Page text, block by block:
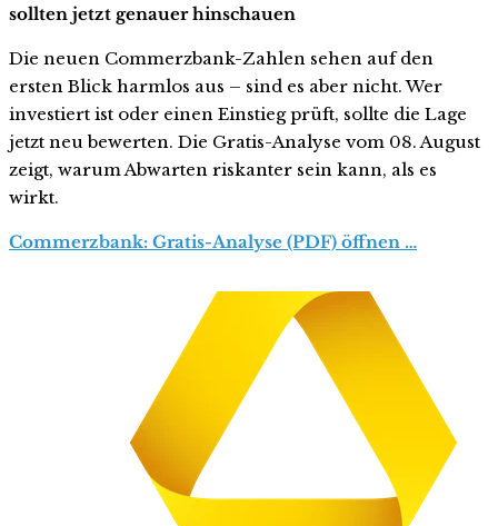
sollten jetzt genauer hinschauen
Die neuen Commerzbank-Zahlen sehen auf den
ersten Blick harmlos aus – sind es aber nicht. Wer
investiert ist oder einen Einstieg prüft, sollte die Lage
jetzt neu bewerten. Die Gratis-Analyse vom 08. August
zeigt, warum Abwarten riskanter sein kann, als es
wirkt.
Commerzbank: Gratis-Analyse (PDF) öffnen …